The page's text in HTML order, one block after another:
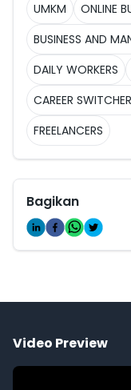
UMKM
ONLINE
BUSINESS AND
DAILY WORKERS
CAREER
FREELANCERS
Bagikan
Video Preview